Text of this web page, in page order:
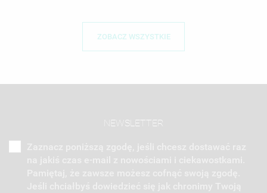
ZOBACZ WSZYSTKIE
NEWSLETTER